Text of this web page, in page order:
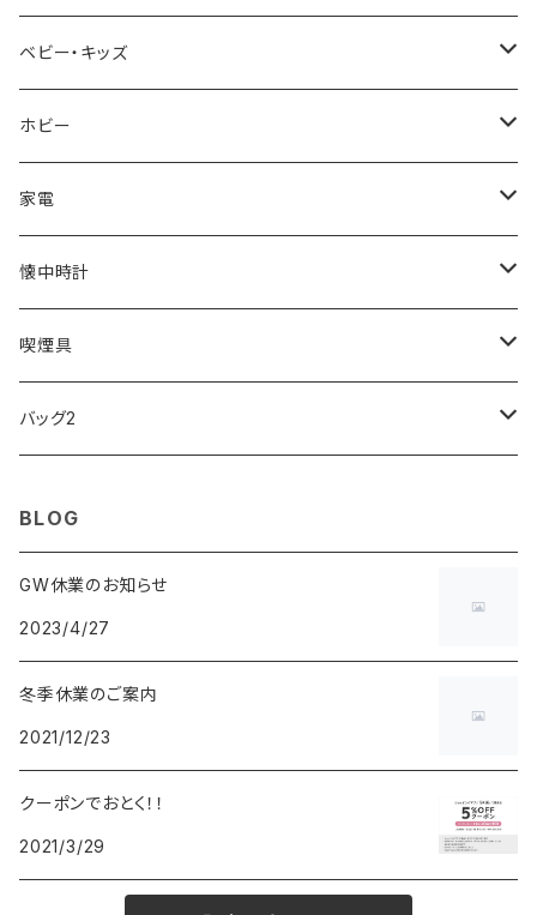
AVALANCHE
ORIENT
ZEPPELIN
SKAGEN
FOOTBALL WATCHES
ARCA FUTURA
DISNEY
FOREVER
CLUSE
ALV
Merge
ETTINGER
COACH
BVLGARI
VANQUISH
DUNHILL
BEAMZSQUARE
TOMMY HILFIGER
BOTTEGA VENETA
EMPORIO ARMANI
CALVIN KLEIN
DANIEL WELLINGTON
SWAROVSKI
VIVIENNE WESTWOOD
MICHAEL KORS
MARC JACOBS
DIESEL
OROBIANCO
Ellese
COLEMAN
MONTBLANC
Fashion Accessory Cllection
ISLAND
ATLANTIC STARS
VIVIENNE WESTWOOD
POLO RALPH LAUREN
BLAZER CLUB
ANDY HAWARD
G GUSTO
GULLWING
LESPORTSAC
PRADA
BROMPTON
HAMILTON
INCASE
BRAUN
RHYTHM
BLOSSOM
MONDAINE
MAWA
その他
TANACOCORO
WOODEN
CASIO
VALENTINO VISCANI
WATERMAN
PARKER
PELIKAN
CROSS
MONTBLANC
SWAROVSKI
SMYTHSON
Trangia
Barebones
FEUERHAND
CASIO
ベビー・キッズ
ふわりぃ
ERGO BABY
ホビー
その他
AMOS
OMMIX
COACH
家電
CREATE
TORAY
OMRON
Micol
懐中時計
MONDAINE
喫煙具
ZIPPO
バッグ2
BLOG
GW休業のお知らせ
2023/4/27
冬季休業のご案内
2021/12/23
クーポンでおとく！！
2021/3/29